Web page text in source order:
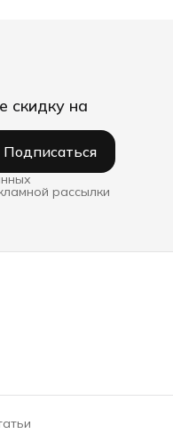
скидку на
Подписаться
рассылки